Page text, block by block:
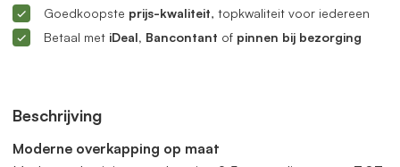
Beschrijving
Moderne overkapping op maat
Goedkoopste prijs-kwaliteit, topkwaliteit voor iedereen
Betaal met iDeal, Bancontant of pinnen bij bezorging